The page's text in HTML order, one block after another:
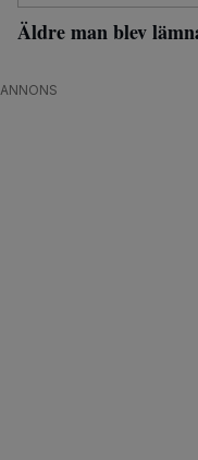
Äldre man blev
ANNONS